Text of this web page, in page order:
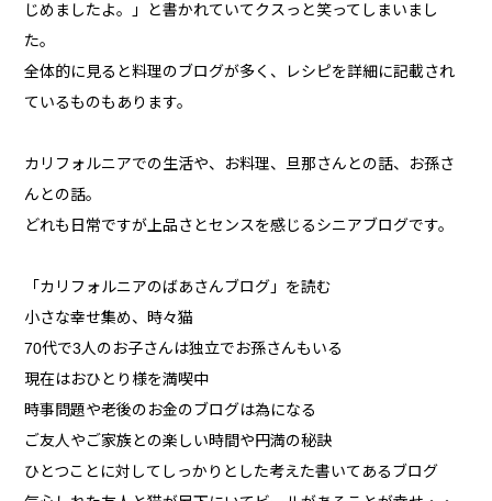
じめましたよ。」と書かれていてクスっと笑ってしまいまし
た。
全体的に見ると料理のブログが多く、レシピを詳細に記載され
ているものもあります。
カリフォルニアでの生活や、お料理、旦那さんとの話、お孫さ
んとの話。
どれも日常ですが上品さとセンスを感じるシニアブログです。
「カリフォルニアのばあさんブログ」を読む
小さな幸せ集め、時々猫
70代で3人のお子さんは独立でお孫さんもいる
現在はおひとり様を満喫中
時事問題や老後のお金のブログは為になる
ご友人やご家族との楽しい時間や円満の秘訣
ひとつことに対してしっかりとした考えた書いてあるブログ